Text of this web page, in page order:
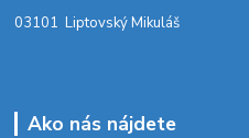
03101 Liptovský Mikuláš
Ako nás nájdete